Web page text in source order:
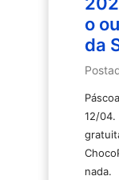
o
da
12/04.
nada.